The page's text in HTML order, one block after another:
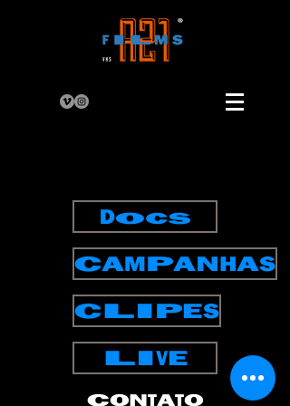
Docs
CAMPANHAS
CLIPES
LIVE
CONTATO